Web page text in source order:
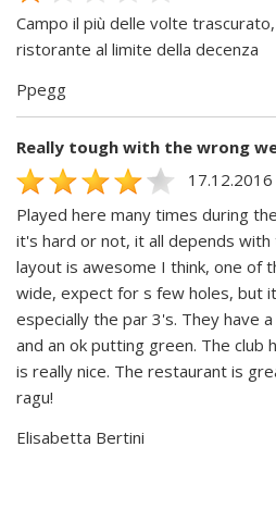
Campo il più delle volte
ristorante al limite della decenza
Ppegg
Really tough with the wrong
17.12.2016
Played here many times during
it's hard or not, it all depends
layout is awesome I think, one of
wide, expect for s few holes, but
especially the par 3's. They have
and an ok putting green. The club
is really nice. The restaurant is
ragu!
Elisabetta Bertini